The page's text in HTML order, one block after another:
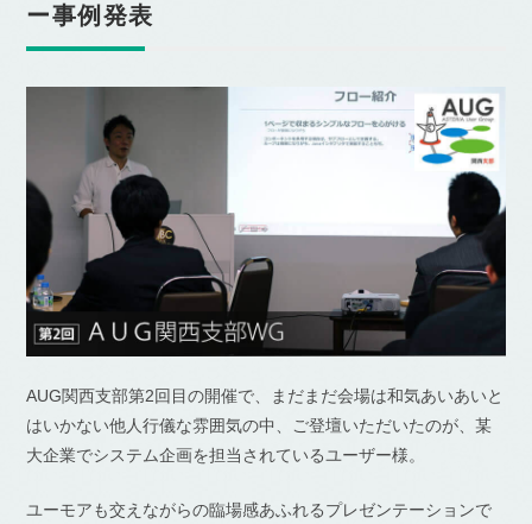
ー事例発表
AUG関西支部第2回目の開催で、まだまだ会場は和気あいあいと
はいかない他人行儀な雰囲気の中、ご登壇いただいたのが、某
大企業でシステム企画を担当されているユーザー様。
ユーモアも交えながらの臨場感あふれるプレゼンテーションで